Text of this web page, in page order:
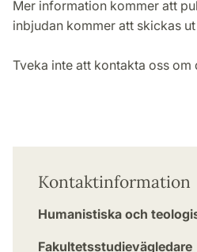
Mer information kommer att
inbjudan kommer att skickas
Tveka inte att kontakta oss om
Kontaktinformation
Humanistiska och
Fakultetsstudievägledare